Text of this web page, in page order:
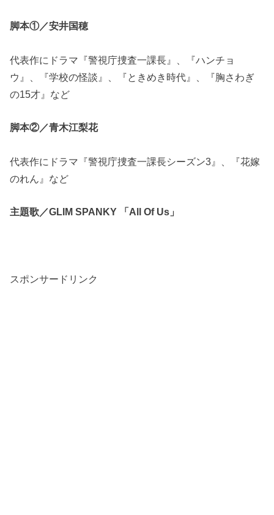
脚本①／安井国穂
代表作にドラマ『警視庁捜査一課長』、『ハンチョ
ウ』、『学校の怪談』、『ときめき時代』、『胸さわぎ
の15才』など
脚本②／青木江梨花
代表作にドラマ『警視庁捜査一課長シーズン3』、『花嫁
のれん』など
主題歌／GLIM SPANKY 「All Of Us」
スポンサードリンク